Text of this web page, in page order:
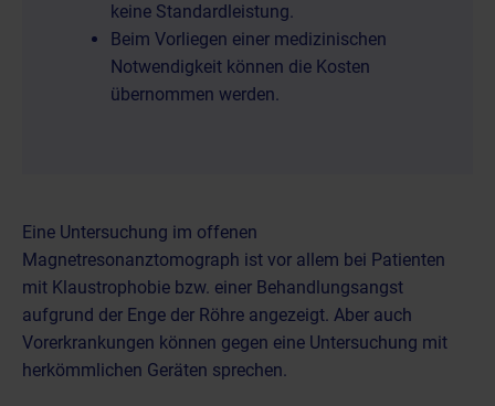
keine Standardleistung.
Beim Vorliegen einer medizinischen
Notwendigkeit können die Kosten
übernommen werden.
Eine Untersuchung im offenen
Magnetresonanztomograph ist vor allem bei Patienten
mit Klaustrophobie bzw. einer Behandlungsangst
aufgrund der Enge der Röhre angezeigt. Aber auch
Vorerkrankungen können gegen eine Untersuchung mit
herkömmlichen Geräten sprechen.